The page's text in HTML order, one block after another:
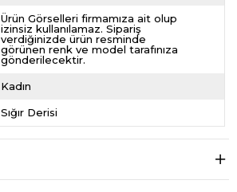
Ürün Görselleri firmamıza ait olup
izinsiz kullanılamaz. Sipariş
verdiğinizde ürün resminde
görünen renk ve model tarafınıza
gönderilecektir.
Kadın
Sığır Derisi